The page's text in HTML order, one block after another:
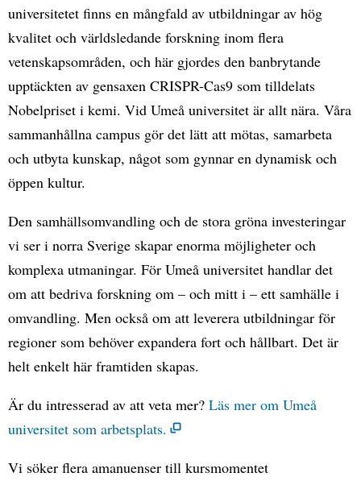
universitetet finns en mångfald av utbildningar av hög
kvalitet och världsledande forskning inom flera
vetenskapsområden, och här gjordes den banbrytande
upptäckten av gensaxen CRISPR-Cas9 som tilldelats
Nobelpriset i kemi. Vid Umeå universitet är allt nära. Våra
sammanhållna campus gör det lätt att mötas, samarbeta
och utbyta kunskap, något som gynnar en dynamisk och
öppen kultur.
Den samhällsomvandling och de stora gröna investeringar
vi ser i norra Sverige skapar enorma möjligheter och
komplexa utmaningar. För Umeå universitet handlar det
om att bedriva forskning om – och mitt i – ett samhälle i
omvandling. Men också om att leverera utbildningar för
regioner som behöver expandera fort och hållbart. Det är
helt enkelt här framtiden skapas.
Är du intresserad av att veta mer? Läs mer om Umeå
universitet som arbetsplats.
Vi söker flera amanuenser till kursmomentet